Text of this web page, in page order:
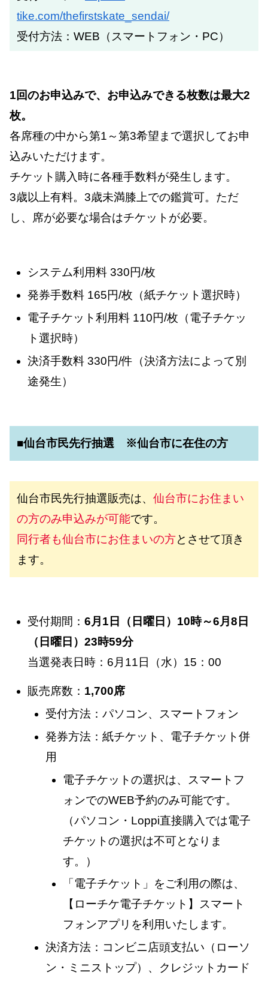
tike.com/thefirstskate_sendai/
受付方法：WEB（スマートフォン・PC）
1回のお申込みで、お申込みできる枚数は最大2
枚。
各席種の中から第1～第3希望まで選択してお申
込みいただけます。
チケット購入時に各種手数料が発生します。
3歳以上有料。3歳未満膝上での鑑賞可。ただ
し、席が必要な場合はチケットが必要。
システム利用料 330円/枚
発券手数料 165円/枚（紙チケット選択時）
電子チケット利用料 110円/枚（電子チケッ
ト選択時）
決済手数料 330円/件（決済方法によって別
途発生）
■仙台市民先行抽選 ※仙台市に在住の方
仙台市民先行抽選販売は、 仙台市にお住まい
の方のみ申込みが可能です。
同行者も仙台市にお住まいの方とさせて頂き
ます。
受付期間： 6月1日（日曜日）10時～6月8日
（日曜日）23時59分
当選発表日時：6月11日（水）15：00
販売席数： 1,700席
受付方法：パソコン、スマートフォン
発券方法：紙チケット、電子チケット併
用
電子チケットの選択は、スマートフ
ォンでのWEB予約のみ可能です。
（パソコン・Loppi直接購入では電子
チケットの選択は不可となりま
す。）
「電子チケット」をご利用の際は、
【ローチケ電子チケット】スマート
フォンアプリを利用いたします。
決済方法：コンビニ店頭支払い（ローソ
ン・ミニストップ）、クレジットカード